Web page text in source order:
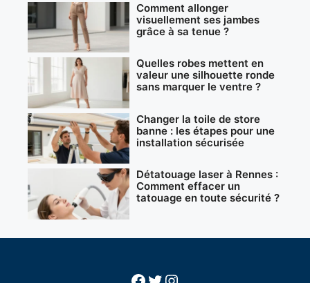
Comment allonger
visuellement ses jambes
grâce à sa tenue ?
Quelles robes mettent en
valeur une silhouette ronde
sans marquer le ventre ?
Changer la toile de store
banne : les étapes pour une
installation sécurisée
Détatouage laser à Rennes :
Comment effacer un
tatouage en toute sécurité ?